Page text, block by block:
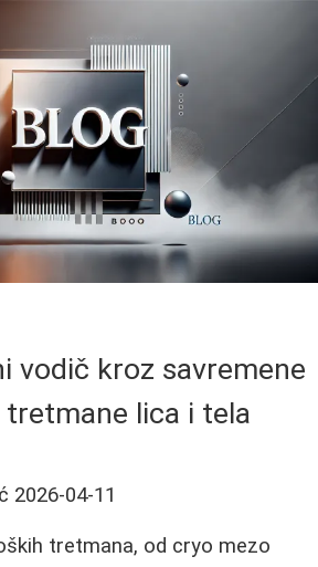
vodič kroz savremene
tretmane lica i tela
2026-04-11
tretmana, od cryo mezo